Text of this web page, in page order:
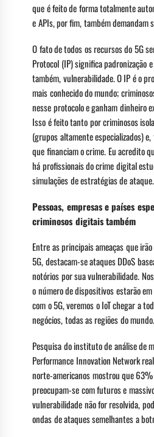
que é feito de forma totalmente
e APIs, por fim, também demandam
O fato de todos os recursos do 5G
Protocol (IP) significa padronização
também, vulnerabilidade. O IP é o
mais conhecido do mundo;
nesse protocolo e ganham dinheiro
Isso é feito tanto por criminosos
(grupos altamente especializados)
que financiam o crime. Eu acredito
há profissionais do crime digital
simulações de estratégias de ataque.
Pessoas, empresas e países
criminosos digitais também
Entre as principais ameaças que
5G, destacam-se ataques DDoS
notórios por sua vulnerabilidade.
o número de dispositivos estarão
com o 5G, veremos o IoT chegar a
negócios, todas as regiões do mundo.
Pesquisa do instituto de análise de
Performance Innovation Network
norte-americanos mostrou que
preocupam-se com futuros e
vulnerabilidade não for resolvida,
ondas de ataques semelhantes a